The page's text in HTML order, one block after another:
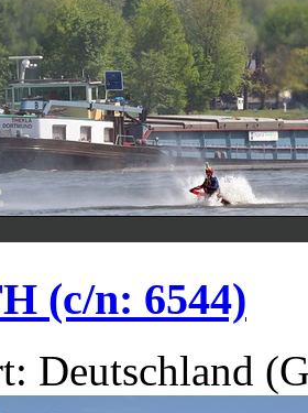
(c/n: 6544)
Deutschland